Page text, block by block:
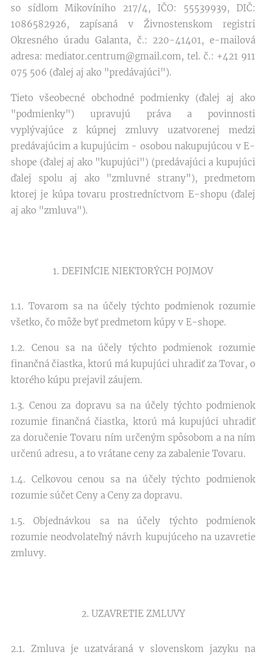
so sídlom Mikovíniho 217/4, IČO: 55539939, DIČ:
1086582926, zapísaná v Živnostenskom registri
Okresného úradu Galanta, č.: 220-41401, e-mailová
adresa: mediator.centrum@gmail.com, tel. č.: +421 911
075 506 (ďalej aj ako "predávajúci").
Tieto všeobecné obchodné podmienky (ďalej aj ako
"podmienky") upravujú práva a povinnosti
vyplývajúce z kúpnej zmluvy uzatvorenej medzi
predávajúcim a kupujúcim - osobou nakupujúcou v E-
shope (ďalej aj ako "kupujúci") (predávajúci a kupujúci
ďalej spolu aj ako "zmluvné strany"), predmetom
ktorej je kúpa tovaru prostredníctvom E-shopu (ďalej
aj ako "zmluva").
1. DEFINÍCIE NIEKTORÝCH POJMOV
1.1. Tovarom sa na účely týchto podmienok rozumie
všetko, čo môže byť predmetom kúpy v E-shope.
1.2. Cenou sa na účely týchto podmienok rozumie
finančná čiastka, ktorú má kupujúci uhradiť za Tovar, o
ktorého kúpu prejavil záujem.
1.3. Cenou za dopravu sa na účely týchto podmienok
rozumie finančná čiastka, ktorú má kupujúci uhradiť
za doručenie Tovaru ním určeným spôsobom a na ním
určenú adresu, a to vrátane ceny za zabalenie Tovaru.
1.4. Celkovou cenou sa na účely týchto podmienok
rozumie súčet Ceny a Ceny za dopravu.
1.5. Objednávkou sa na účely týchto podmienok
rozumie neodvolateľný návrh kupujúceho na uzavretie
zmluvy.
2. UZAVRETIE ZMLUVY
2.1. Zmluva je uzatváraná v slovenskom jazyku na